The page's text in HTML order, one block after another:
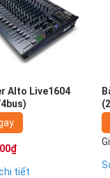
để xử lý bên ngoài
Alto Live1604
tiết